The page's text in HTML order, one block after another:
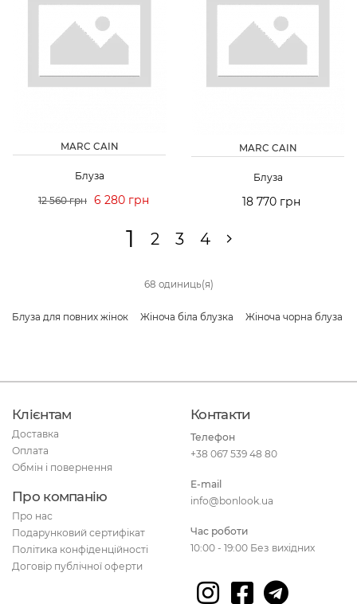
MARC CAIN
Блуза
12 560 грн 6 280 грн
MARC CAIN
Блуза
18 770 грн
1 2 3 4
68 одиниць(я)
Блуза для повних жінок Жіноча біла блузка Жіноча чорна блуза
Клієнтам
Доставка
Оплата
Обмін і повернення
Про компанію
Про нас
Подарунковий сертифікат
Політика конфіденційності
Договір публічної оферти
Контакти
Телефон
+38 067 539 48 80
E-mail
info@bonlook.ua
Час роботи
10:00 - 19:00 Без вихідних